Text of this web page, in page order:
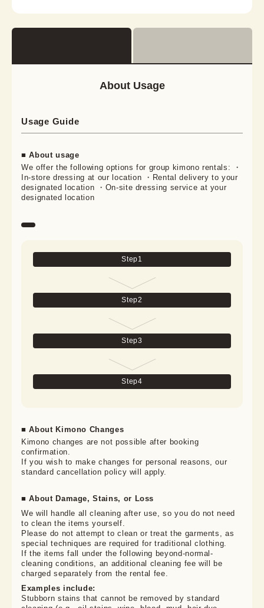
About Usage
Usage Guide
■ About usage
We offer the following options for group kimono rentals: ・
In-store dressing at our location ・Rental delivery to your
designated location ・On-site dressing service at your
designated location
Step1
Step2
Step3
Step4
■ About Kimono Changes
Kimono changes are not possible after booking
confirmation.
If you wish to make changes for personal reasons, our
standard cancellation policy will apply.
■ About Damage, Stains, or Loss
We will handle all cleaning after use, so you do not need
to clean the items yourself.
Please do not attempt to clean or treat the garments, as
special techniques are required for traditional clothing.
If the items fall under the following beyond-normal-
cleaning conditions, an additional cleaning fee will be
charged separately from the rental fee.
Examples include:
Stubborn stains that cannot be removed by standard